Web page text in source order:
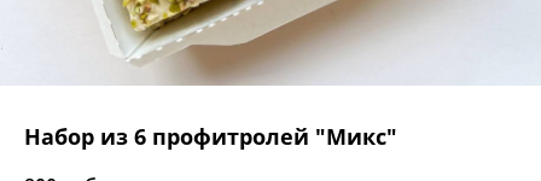
Набор из 6 профитролей "Микс"